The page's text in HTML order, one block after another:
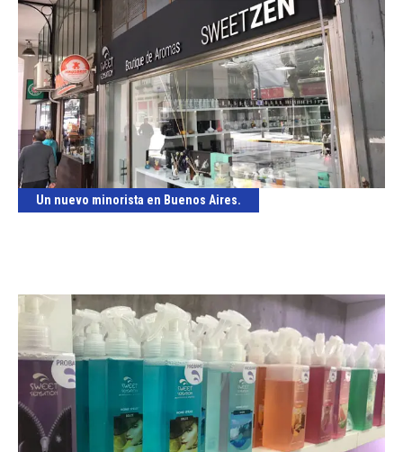
Un nuevo minorista en Buenos Aires.